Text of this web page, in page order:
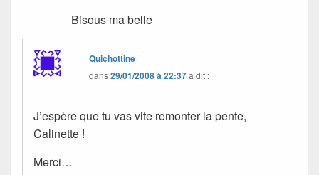
Bisous ma belle
Quichottine
dans29/01/2008 à 22:37a dit :
J’espère que tu vas vite remonter la pente,
Calinette !
Merci…